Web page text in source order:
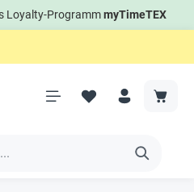
Loyalty-ProgrammmyTimeTEX